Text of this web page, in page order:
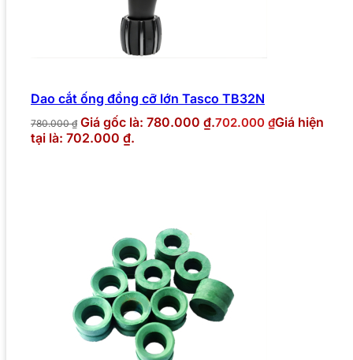
Dao cắt ống đồng cỡ lớn Tasco TB32N
780.000₫ Giá gốc là: 780.000 ₫.702.000 ₫Giá hiện
tại là: 702.000 ₫.